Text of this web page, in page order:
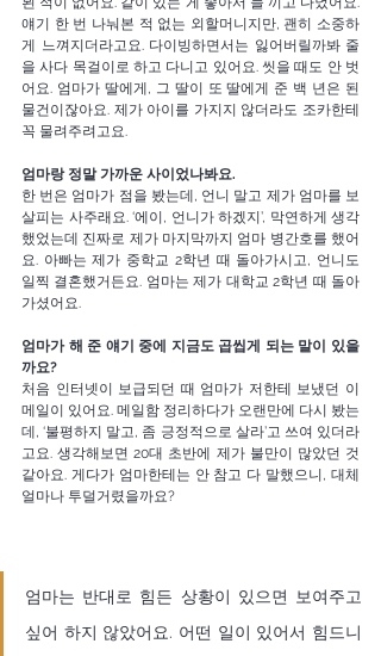
얘기 한 번 나눠본 적 없는 외할머니지만, 괜히 소중하
게 느껴지더라고요. 다이빙하면서는 잃어버릴까봐 줄
을 사다 목걸이로 하고 다니고 있어요. 씻을 때도 안 벗
어요. 엄마가 딸에게, 그 딸이 또 딸에게 준 백 년은 된
물건이잖아요. 제가 아이를 가지지 않더라도 조카한테
꼭 물려주려고요.
엄마랑 정말 가까운 사이었나봐요.
한 번은 엄마가 점을 봤는데, 언니 말고 제가 엄마를 보
살피는 사주래요. ‘에이, 언니가 하겠지’, 막연하게 생각
했었는데 진짜로 제가 마지막까지 엄마 병간호를 했어
요. 아빠는 제가 중학교 2학년 때 돌아가시고, 언니도
일찍 결혼했거든요. 엄마는 제가 대학교 2학년 때 돌아
가셨어요.
엄마가 해 준 얘기 중에 지금도 곱씹게 되는 말이 있을
까요?
처음 인터넷이 보급되던 때 엄마가 저한테 보냈던 이
메일이 있어요. 메일함 정리하다가 오랜만에 다시 봤는
데, ‘불평하지 말고, 좀 긍정적으로 살라’고 쓰여 있더라
고요. 생각해보면 20대 초반에 제가 불만이 많았던 것
같아요. 게다가 엄마한테는 안 참고 다 말했으니, 대체
얼마나 투덜거렸을까요?
엄마는 반대로 힘든 상황이 있으면 보여주고
싶어 하지 않았어요. 어떤 일이 있어서 힘드니